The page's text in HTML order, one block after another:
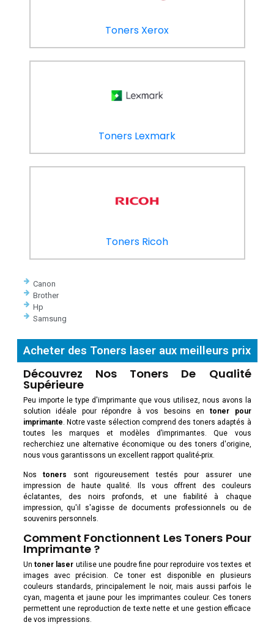
Toners Xerox
Toners Lexmark
Toners Ricoh
Canon
Brother
Hp
Samsung
Acheter des Toners laser aux meilleurs prix
Découvrez Nos Toners De Qualité
Supérieure
Peu importe le type d'imprimante que vous utilisez, nous avons la
solution idéale pour répondre à vos besoins en toner pour
imprimante. Notre vaste sélection comprend des toners adaptés à
toutes les marques et modèles d’imprimantes. Que vous
recherchiez une alternative économique ou des toners d'origine,
nous vous garantissons un excellent rapport qualité-prix.
Nostoners sont rigoureusement testés pour assurer une
impression de haute qualité. Ils vous offrent des couleurs
éclatantes, des noirs profonds, et une fiabilité à chaque
impression, qu'il s'agisse de documents professionnels ou de
souvenirs personnels.
Comment Fonctionnent Les Toners Pour
Imprimante ?
Un toner laser utilise une poudre fine pour reproduire vos textes et
images avec précision. Ce toner est disponible en plusieurs
couleurs standards, principalement le noir, mais aussi parfois le
cyan, magenta et jaune pour les imprimantes couleur. Ces toners
permettent une reproduction de texte nette et une gestion efficace
de vos impressions.